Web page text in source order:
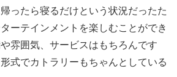
ったら寝るだけという状況だったた
ーテインメントを楽しむことができ
雰囲気、サービスはもちろんです
式でカトラリーもちゃんとしている